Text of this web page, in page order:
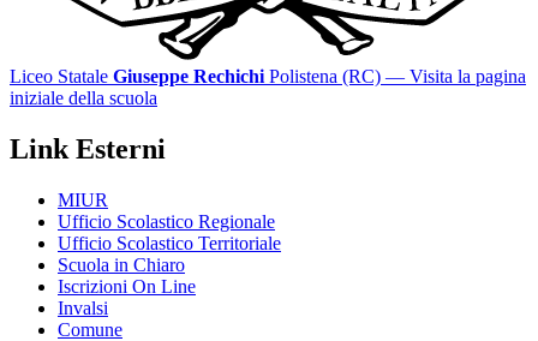
Liceo Statale Giuseppe Rechichi Polistena (RC) — Visita la pagina
iniziale della scuola
Link Esterni
MIUR
Ufficio Scolastico Regionale
Ufficio Scolastico Territoriale
Scuola in Chiaro
Iscrizioni On Line
Invalsi
Comune